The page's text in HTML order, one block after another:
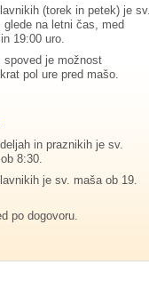
(torek in petek) je sv.
glede na letni čas, med
19:00 uro.
spoved je možnost
pol ure pred mašo.
in praznikih je sv.
8:30.
je sv. maša ob 19.
po dogovoru.